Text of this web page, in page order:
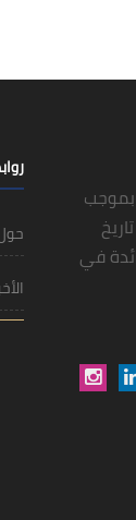
بموجب
التشريعي رقم /97/ تاريخ
رائدة في